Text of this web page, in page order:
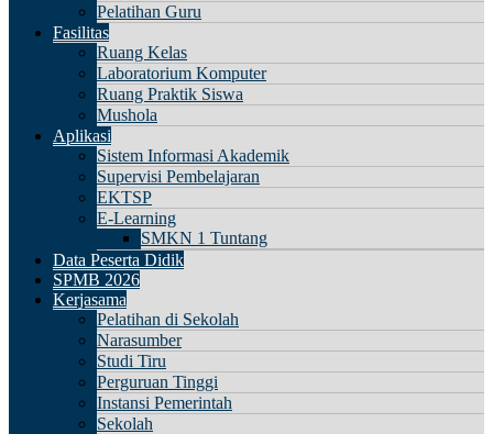
Pelatihan Guru
Fasilitas
Ruang Kelas
Laboratorium Komputer
Ruang Praktik Siswa
Mushola
Aplikasi
Sistem Informasi Akademik
Supervisi Pembelajaran
EKTSP
E-Learning
SMKN 1 Tuntang
Data Peserta Didik
SPMB 2026
Kerjasama
Pelatihan di Sekolah
Narasumber
Studi Tiru
Perguruan Tinggi
Instansi Pemerintah
Sekolah